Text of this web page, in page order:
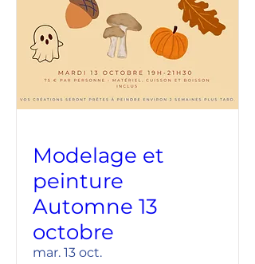
Modelage et
peinture
Automne 13
octobre
mar. 13 oct.